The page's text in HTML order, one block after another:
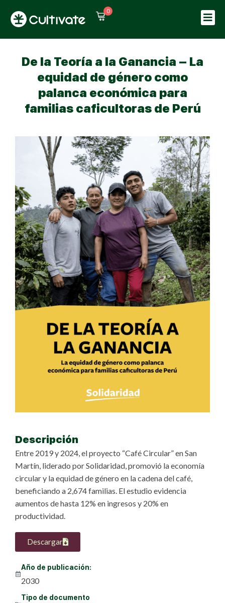
0
De la Teoría a la Ganancia – La
equidad de género como
palanca económica para
familias caficultoras de Perú
Descripción
Entre 2019 y 2024, el proyecto “Café Circular” en San
Martín, liderado por Solidaridad, promovió la economía
circular y la equidad de género en la cadena del café,
beneficiando a 2,674 familias. El estudio evidencia
aumentos de hasta 12% en ingresos y 20% en
productividad.
Descargar
Año de publicación:
2030
Tipo de documento
Sign in
Don’t have an account?Sign up
Remember me Lost your password?